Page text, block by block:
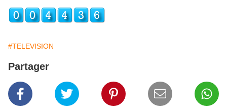
#TELEVISION
Partager